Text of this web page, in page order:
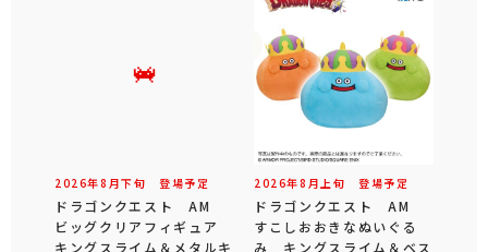
2026年8 月下旬 登場予定
ドラゴンクエスト AM
ビッグクリアフィギュア
キングスライム＆メタルキ
2026年8 月 上旬 登場予定
ドラゴンクエスト AM
すこしおおきなぬいぐる
み キングスライム＆ベス